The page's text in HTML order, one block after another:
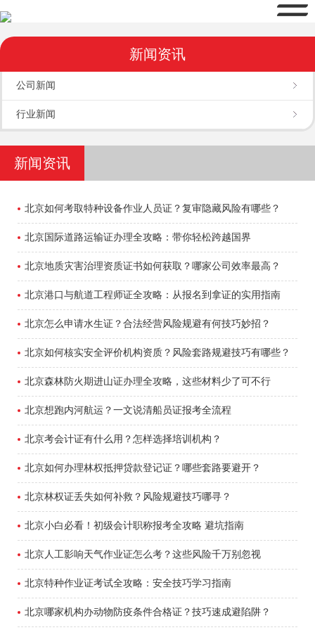
新闻资讯
公司新闻
行业新闻
新闻资讯
北京如何考取特种设备作业人员证？复审隐藏风险有哪些？
北京国际道路运输证办理全攻略：带你轻松跨越国界
北京地质灾害治理资质证书如何获取？哪家公司效率最高？
北京港口与航道工程师证全攻略：从报名到拿证的实用指南
北京怎么申请水生证？合法经营风险规避有何技巧妙招？
北京如何核实安全评价机构资质？风险套路规避技巧有哪些？
北京森林防火期进山证办理全攻略，这些材料少了可不行
北京想跑内河航运？一文说清船员证报考全流程
北京考会计证有什么用？怎样选择培训机构？
北京如何办理林权抵押贷款登记证？哪些套路要避开？
北京林权证丢失如何补救？风险规避技巧哪寻？
北京小白必看！初级会计职称报考全攻略 避坑指南
北京人工影响天气作业证怎么考？这些风险千万别忽视
北京特种作业证考试全攻略：安全技巧学习指南
北京哪家机构办动物防疫条件合格证？技巧速成避陷阱？